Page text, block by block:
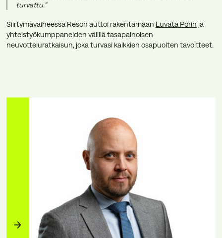
turvattu.”
Siirtymävaiheessa Reson auttoi rakentamaan Luvata Porin ja
yhteistyökumppaneiden välillä tasapainoisen
neuvotteluratkaisun, joka turvasi kaikkien osapuolten tavoitteet.